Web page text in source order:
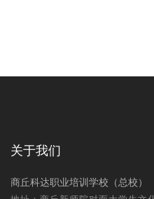
关于我们
商丘科达职业培训学校（总校）